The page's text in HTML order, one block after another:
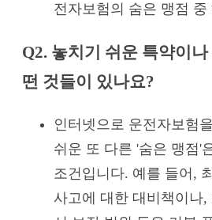
전자보험의 숨은 맹점 중
Q2. 놓치기 쉬운 특약이나
떤 것들이 있나요?
인터넷으로 운전자보험
쉬운 또 다른 '숨은 맹점'
조건입니다. 예를 들어,
사고에 대한 대비책이나,